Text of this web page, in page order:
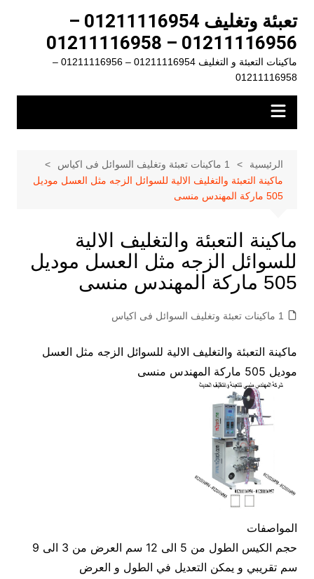
المحتوى
تعبئة وتغليف 01211116954 –
01211116956 – 01211116958
ماكينات التعبئة و التغليف 01211116954 – 01211116956 –
01211116958
الرئيسية
1 ماكينات تعبئة وتغليف السوائل فى اكياس
ماكينة التعبئة والتغليف الالية للسوائل الزجه مثل العسل موديل
505 ماركة المهندس منسى
ماكينة التعبئة والتغليف الالية
للسوائل الزجه مثل العسل موديل
505 ماركة المهندس منسى
1 ماكينات تعبئة وتغليف السوائل فى اكياس
ماكينة التعبئة والتغليف الالية للسوائل الزجه مثل العسل
موديل 505 ماركة المهندس منسى
المواصفات
حجم الكيس الطول من 5 الى 12 سم العرض من 3 الى 9
سم تقريبي و يمكن التعديل في الطول و العرض